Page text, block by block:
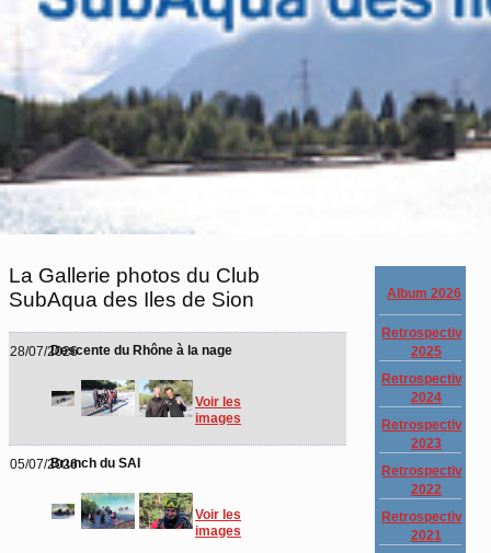
La Gallerie photos du Club
SubAqua des Iles de Sion
28/07/2026Descente du Rhône à la nage
Voir les
images
05/07/2026Brunch du SAI
Voir les
images
Album 2026
Retrospective
2025
Retrospective
2024
Retrospective
2023
Retrospective
2022
Retrospective
2021